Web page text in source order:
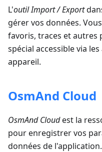
L'outil Import / Export
gérer vos données.
favoris, traces et
spécial accessible via
appareil.
OsmAnd Cloud
OsmAnd Cloudest la
pour enregistrer vos
données de l'application.